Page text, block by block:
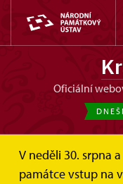
oficiální
V neděli 30. srpna
památce vstup na